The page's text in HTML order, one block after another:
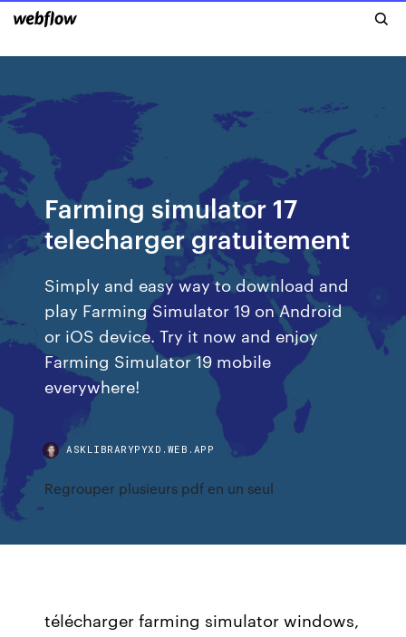
Farming simulator 17
telecharger gratuitement
Simply and easy way to download and
play Farming Simulator 19 on Android
or iOS device. Try it now and enjoy
Farming Simulator 19 mobile
everywhere!
ASKLIBRARYPYXD.WEB.APP
Regrouper plusieurs pdf en un seul
télécharger farming simulator windows,